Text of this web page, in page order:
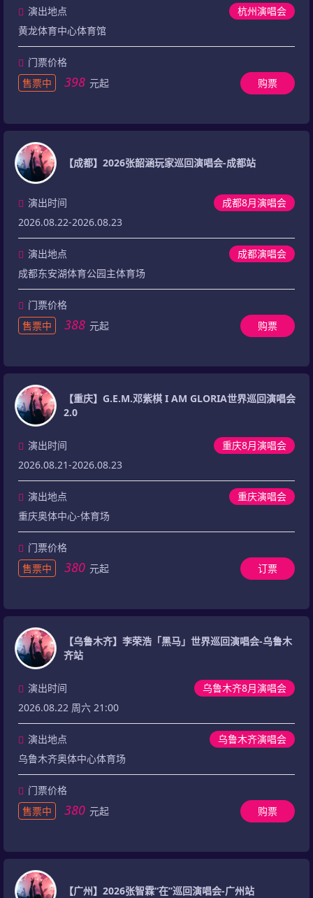
演出地点
杭州演唱会
黄龙体育中心体育馆
门票价格
售票中
398 元起 购票
【成都】2026张韶涵玩家巡回演唱会-成都站
成都8月演唱会
演出时间
2026.08.22-2026.08.23
演出地点
成都演唱会
成都东安湖体育公园主体育场
门票价格
售票中
388 元起 购票
【重庆】G.E.M.邓紫棋 I AM GLORIA世界巡回演唱会
2.0
重庆8月演唱会
演出时间
2026.08.21-2026.08.23
演出地点
重庆演唱会
重庆奥体中心-体育场
门票价格
售票中
380 元起 订票
【乌鲁木齐】李荣浩「黑马」世界巡回演唱会-乌鲁木
齐站
乌鲁木齐8月演唱会
演出时间
2026.08.22 周六 21:00
演出地点
乌鲁木齐演唱会
乌鲁木齐奥体中心体育场
门票价格
售票中
380 元起 购票
【广州】2026张智霖“在”巡回演唱会-广州站